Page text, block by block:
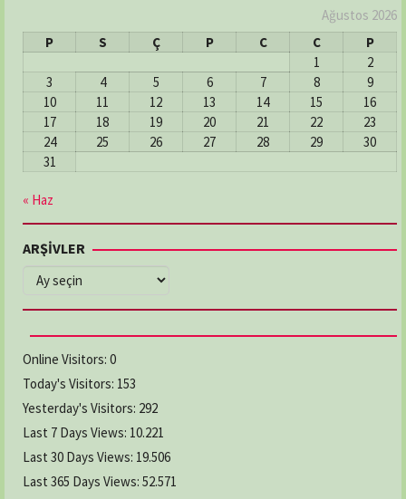
Ağustos 2026
P
S Ç P C C
P
1
2
3
4 5 6 7 8
9
10
11 12 13 14 15
16
17
18 19 20 21 22
23
24
25 26 27 28 29
30
31
« Haz
ARŞİVLER
ARŞİVLER
Online Visitors: 0
Today's Visitors: 153
Yesterday's Visitors: 292
Last 7 Days Views: 10.221
Last 30 Days Views: 19.506
Last 365 Days Views: 52.571